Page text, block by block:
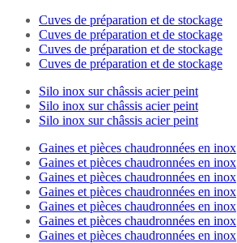
Cuves de préparation et de stockage
Cuves de préparation et de stockage
Cuves de préparation et de stockage
Cuves de préparation et de stockage
Silo inox sur châssis acier peint
Silo inox sur châssis acier peint
Silo inox sur châssis acier peint
Gaines et pièces chaudronnées en inox
Gaines et pièces chaudronnées en inox
Gaines et pièces chaudronnées en inox
Gaines et pièces chaudronnées en inox
Gaines et pièces chaudronnées en inox
Gaines et pièces chaudronnées en inox
Gaines et pièces chaudronnées en inox